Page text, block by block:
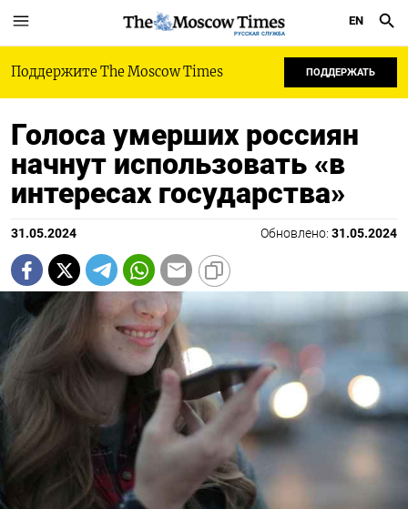
РУССКАЯ СЛУЖБА
EN
Поддержите The Moscow Times ПОДДЕРЖАТЬ
Голоса умерших россиян
начнут использовать «в
интересах государства»
31.05.2024 Обновлено: 31.05.2024